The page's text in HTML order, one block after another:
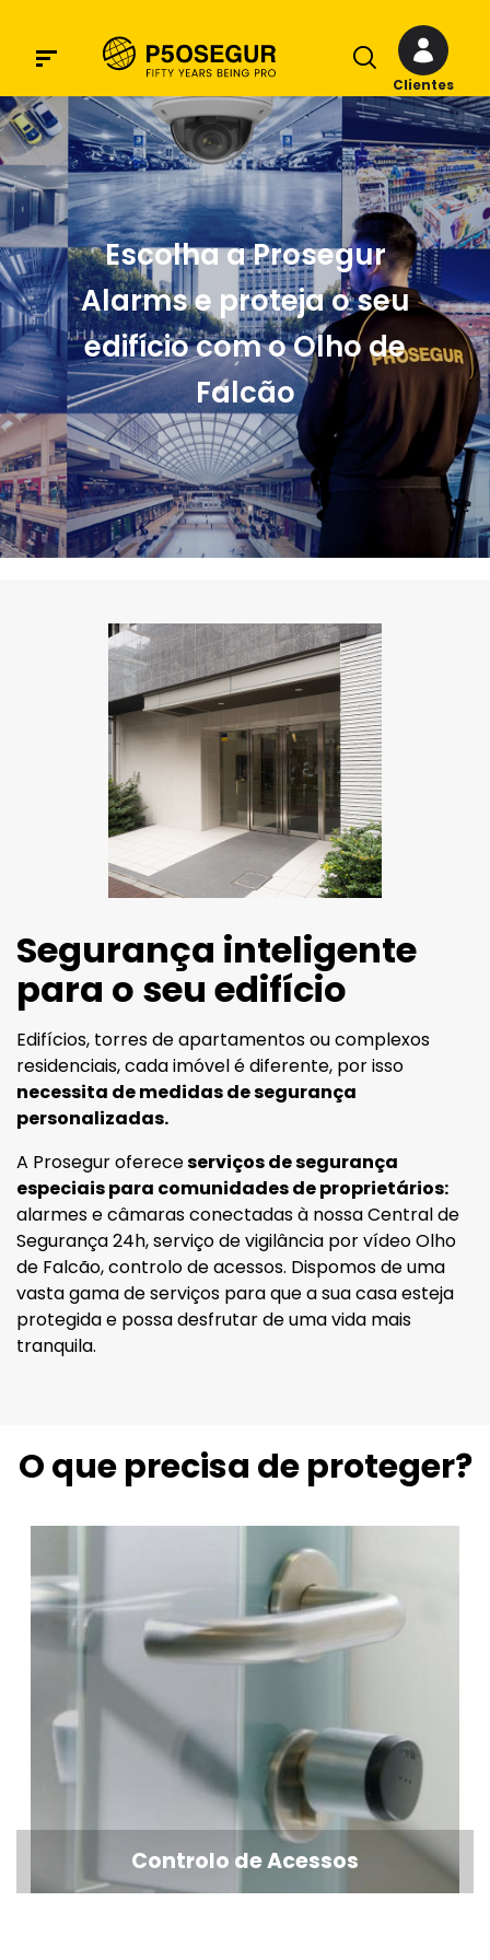
Clientes
Escolha a Prosegur
Alarms e proteja o seu
edifício com o Olho de
Falcão
Segurança inteligente
para o seu edifício
Edifícios, torres de apartamentos ou complexos
residenciais, cada imóvel é diferente, por isso
necessita de medidas de segurança
personalizadas.
A Prosegur ofereceserviços de segurança
especiais para comunidades de proprietários:
alarmes e câmaras conectadas à nossa Central de
Segurança 24h, serviço de vigilância por vídeo Olho
de Falcão, controlo de acessos. Dispomos de uma
vasta gama de serviços para que a sua casa esteja
protegida e possa desfrutar de uma vida mais
tranquila.
O que precisa de proteger?
Controlo de Acessos